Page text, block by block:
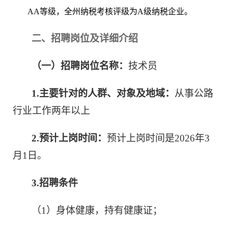
AA等级，全州纳税考核评级为A级纳税企业。
二、招聘岗位及详细介绍
（一）招聘岗位名称： 技术员
1.主要针对的人群、对象及地域： 从事公路
行业工作两年以上
2.预计上岗时间： 预计上岗时间是2026年3
月1日。
3.招聘条件
（1）身体健康，持有健康证；